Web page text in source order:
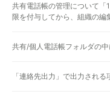
共有電話帳の管理について「
限を付与してから、組織の編
共有/個人電話帳フォルダの
「連絡先出力」で出力され